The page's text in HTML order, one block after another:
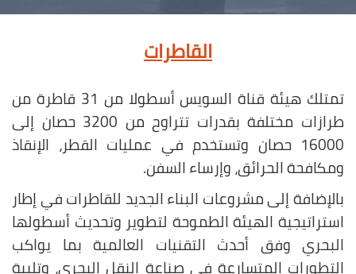
القاطرات
تمتلك هيئة قناة السويس أسطولا من 31 قاطرة من
طرازات مختلفة بقدرات تتراوح من 3200 حصان إلى
16000 حصان وتستخدم في عمليات القطر، الإنقاذ
ومكافحة الحرائق، وإرساء السفن.
بالإضافة إلى مشروعات البناء الجديد للقاطرات في إطار
استراتيجية الهيئة الطموحة لتطوير وتحديث أسطولها
البحري وفق أحدث التقنيات العالمية بما يواكب
التطورات المتسارعة في صناعة النقل البحري، وتلبية